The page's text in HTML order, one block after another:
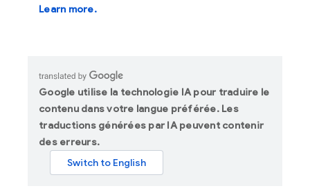
Learn more.
Google utilise la technologie IA pour traduire le
contenu dans votre langue préférée. Les
traductions générées par IA peuvent contenir
des erreurs.